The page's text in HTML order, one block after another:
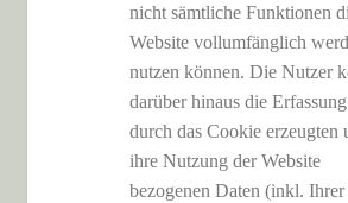
nicht sämtliche Funktionen
Website vollumfänglich
nutzen können. Die Nutzer
darüber hinaus die
durch das Cookie erzeugten
ihre Nutzung der Website
bezogenen Daten (inkl.